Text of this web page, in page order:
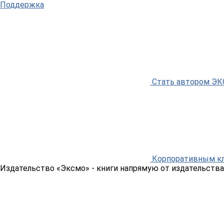
Поддержка
Стать автором
Корпоративным
Издательство «Эксмо» - книги напрямую от издательства